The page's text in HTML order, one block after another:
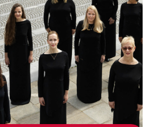
Ende Oktober von 9:00 -